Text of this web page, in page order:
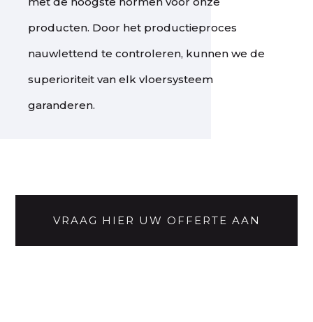
producten. Door het productieproces
nauwlettend te controleren, kunnen we de
superioriteit van elk vloersysteem
garanderen.
VRAAG HIER UW OFFERTE AAN